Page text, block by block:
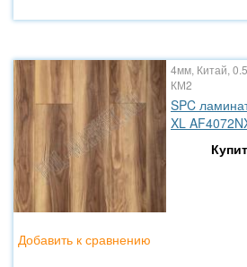
4мм, Китай,
КМ2
SPC
XL
Добавить к сравнению